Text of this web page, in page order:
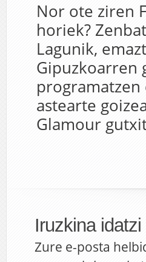
Nor ote ziren
horiek?
Lagunik,
Gipuzkoarren
astearte
Glamour
Iruzkina idatzi
Zure e-posta